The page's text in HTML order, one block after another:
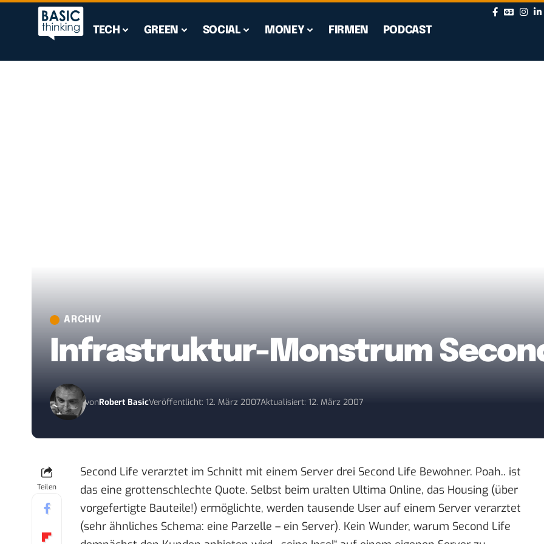
TECH GREEN SOCIAL MONEY FIRMEN PODCAST
ARCHIV
Infrastruktur-Monstrum
vonRobert BasicVeröffentlicht: 12. März 2007Aktualisiert: 12. März 2007
Teilen
Second Life verarztet im Schnitt mit einem Server drei Second Life Bewohner. Poah.. ist
das eine grottenschlechte Quote. Selbst beim uralten Ultima Online, das Housing (über
vorgefertigte Bauteile!) ermöglichte, werden tausende User auf einem Server verarztet
(sehr ähnliches Schema: eine Parzelle – ein Server). Kein Wunder, warum Second Life